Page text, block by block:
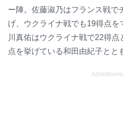
ー陣。佐藤淑乃はフランス戦で
げ、ウクライナ戦でも19得点
川真佑はウクライナ戦で22得
点を挙げている和田由紀子とと